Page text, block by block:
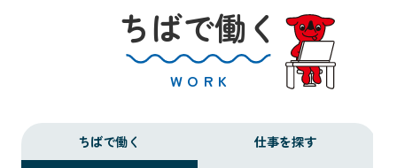
ちばで働く
WORK
ちばで働く
仕事を探す